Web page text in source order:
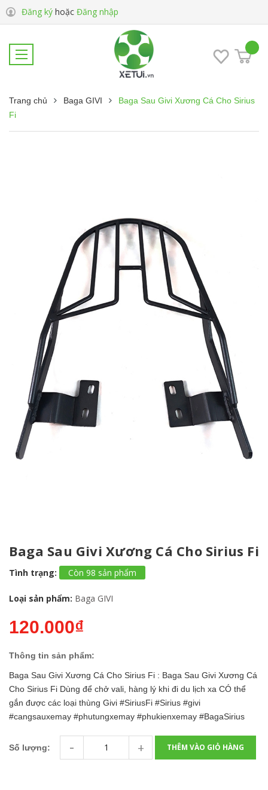
Đăng ký hoặc Đăng nhập
Trang chủ Baga GIVI
Baga Sau Givi Xương Cá Cho Sirius
Fi
Baga Sau Givi Xương Cá Cho Sirius Fi
Tình trạng: Còn 98 sản phẩm
Loại sản phẩm: Baga GIVI
120.000₫
Thông tin sản phẩm:
Baga Sau Givi Xương Cá Cho Sirius Fi : Baga Sau Givi Xương Cá
Cho Sirius Fi Dùng để chở vali, hàng lý khi đi du lịch xa CÓ thể
gắn được các loại thùng Givi #SiriusFi #Sirius #givi
#cangsauxemay #phutungxemay #phukienxemay #BagaSirius
Số lượng: - + THÊM VÀO GIỎ HÀNG